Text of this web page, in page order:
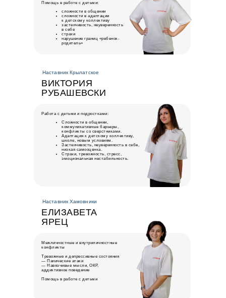
Помощь в работе с детьми:
сложности в общении
сложности в адаптации
к детскому коллективу
застенчивость, неуверенность
в себе
страхи
нарушение границ «ребенок-
родитель»
ВИКТОРИЯ
РУБАШЕВСКИ
Работа с детьми и подростками:
Сложности в общении,
коммуникативные барьеры,
конфликты со сверстниками.
Адаптация к детскому коллективу,
школе, новым условиям.
Застенчивость, неуверенность в себе,
низкая самооценка.
Страхи, тревожность, стресс,
эмоциональная нестабильность.
Наставник Крылатское
ЕЛИЗАВЕТА
ЯРЕЦ
Межличностные и внутриличностные
конфликты
Тревожные и депрессивные состояния
— Панические атаки
— Навязчивые мысли, ОКР,
аддиктивное поведение
Помощь в работе с детьми
Наставник Хамовники